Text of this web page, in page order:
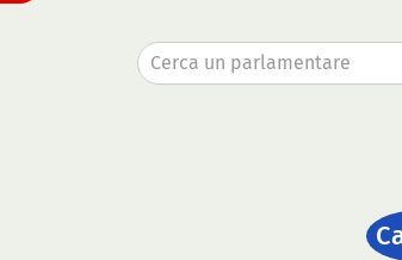
Cerca un parlamentare